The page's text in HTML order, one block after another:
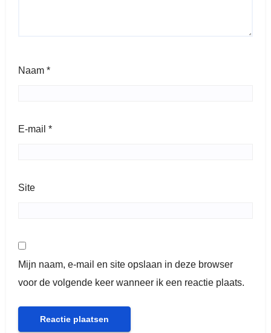
Naam *
E-mail *
Site
Mijn naam, e-mail en site opslaan in deze browser
voor de volgende keer wanneer ik een reactie plaats.